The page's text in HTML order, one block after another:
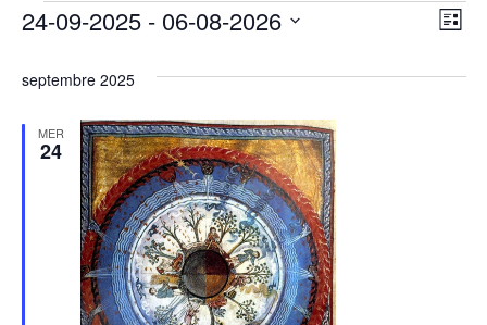
Évènements
par
de
Liste
24-09-2025 - 06-08-2026
une
septembre 2025
MER
24